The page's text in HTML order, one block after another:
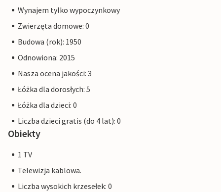
Wynajem tylko wypoczynkowy
Zwierzęta domowe: 0
Budowa (rok): 1950
Odnowiona: 2015
Nasza ocena jakości: 3
Łóżka dla dorosłych: 5
Łóżka dla dzieci: 0
Liczba dzieci gratis (do 4 lat): 0
Obiekty
1 TV
Telewizja kablowa.
Liczba wysokich krzesełek: 0